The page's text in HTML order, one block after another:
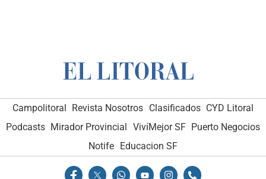
Campolitoral Revista Nosotros Clasificados CYD Litoral
Podcasts Mirador Provincial VivíMejor SF Puerto Negocios
Notife
Educacion SF